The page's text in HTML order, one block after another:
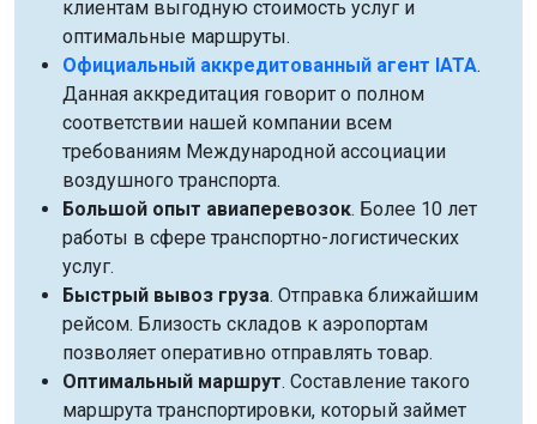
клиентам выгодную стоимость услуг и
оптимальные маршруты.
Официальный аккредитованный агент IATA.
Данная аккредитация говорит о полном
соответствии нашей компании всем
требованиям Международной ассоциации
воздушного транспорта.
Большой опыт авиаперевозок. Более 10 лет
работы в сфере транспортно-логистических
услуг.
Быстрый вывоз груза. Отправка ближайшим
рейсом. Близость складов к аэропортам
позволяет оперативно отправлять товар.
Оптимальный маршрут. Составление такого
маршрута транспортировки, который займет